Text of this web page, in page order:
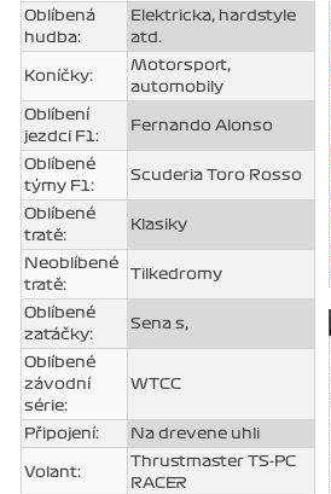
Oblíbená
hudba:
Elektricka, hardstyle
atd.
Koníčky:
Motorsport,
automobily
Oblíbení
jezdci F1:
Fernando Alonso
Oblíbené
týmy F1:
Scuderia Toro Rosso
Oblíbené
tratě:
Klasiky
Neoblíbené
tratě:
Tilkedromy
Oblíbené
zatáčky:
Sena s,
Oblíbené
závodní
série:
WTCC
Připojení: Na drevene uhli
Volant:
Thrustmaster TS-PC
RACER